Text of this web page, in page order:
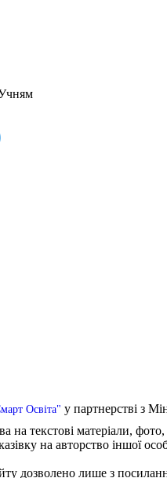
Освіта" у партнерстві з
на текстові матеріали,
на авторство іншої
дозволено лише з